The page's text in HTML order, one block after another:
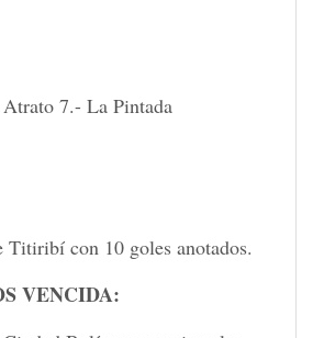
7.- La Pintada
Titiribí con 10 goles anotados.
VENCIDA: